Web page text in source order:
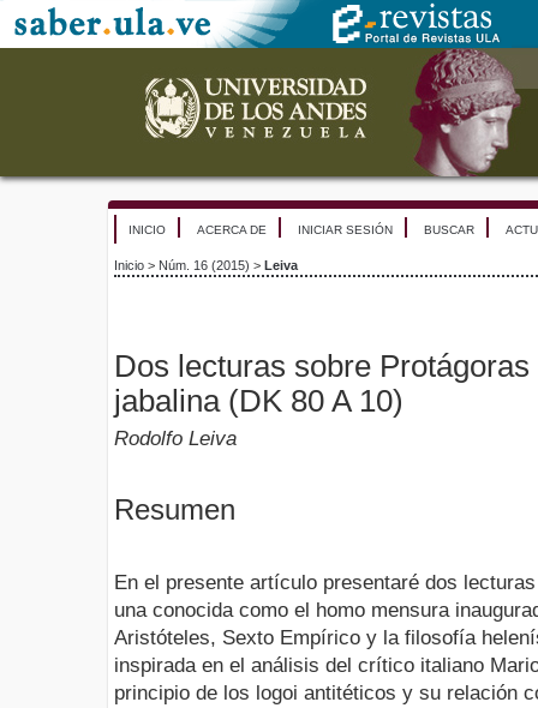
INICIO ACERCA DE INICIAR SESIÓN BUSCAR
Inicio > Núm. 16 (2015) > Leiva
Dos lecturas sobre
jabalina (DK 80 A 10)
Rodolfo Leiva
Resumen
En el presente artículo presentaré dos
una conocida como el homo mensura
Aristóteles, Sexto Empírico y la filosofía
inspirada en el análisis del crítico italiano
principio de los logoi antitéticos y su relación